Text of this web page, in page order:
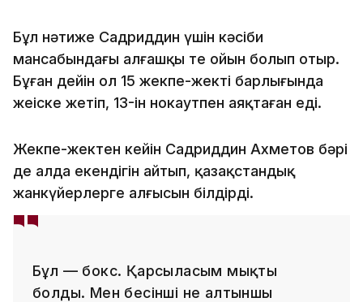
Бұл нәтиже Садриддин үшін кәсіби
мансабындағы алғашқы тең ойын болып отыр.
Бұған дейін ол 15 жекпе-жектің барлығында
жеңіске жетіп, 13-ін нокаутпен аяқтаған еді.
Жекпе-жектен кейін Садриддин Ахметов бәрі
де алда екендігін айтып, қазақстандық
жанкүйерлерге алғысын білдірді.
Бұл — бокс. Қарсыласым мықты
болды. Мен бесінші не алтыншы